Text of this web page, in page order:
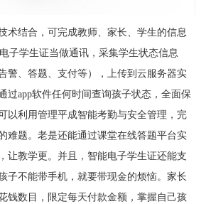
术结合，可完成教师、家长、学生的信息
子学生证当做通讯，采集学生状态信息
警、答题、支付等），上传到云服务器实
过app软件任何时间查询孩子状态，全面保
以利用管理平成智能考勤与安全管理，完
难题。老是还能通过课堂在线答题平台实
让教学更。并且，智能电子学生证还能支
子不能带手机，就要带现金的烦恼。家长
钱数目，限定每天付款金额，掌握自己孩